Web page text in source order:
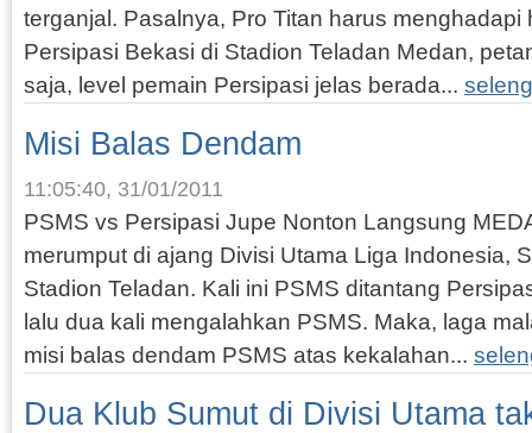
terganjal. Pasalnya, Pro Titan harus menghadapi
Persipasi Bekasi di Stadion Teladan Medan,
saja, level pemain Persipasi jelas berada...
Misi Balas Dendam
11:05:40, 31/01/2011
PSMS vs Persipasi Jupe Nonton Langsung
merumput di ajang Divisi Utama Liga Indonesia,
Stadion Teladan. Kali ini PSMS ditantang
lalu dua kali mengalahkan PSMS. Maka, laga
misi balas dendam PSMS atas kekalahan...
Dua Klub Sumut di Divisi Utama